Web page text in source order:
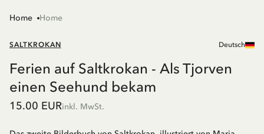
Home Home
SALTKROKAN Deutsch
Ferien auf Saltkrokan - Als Tjorven
einen Seehund bekam
15.00 EURinkl. MwSt.